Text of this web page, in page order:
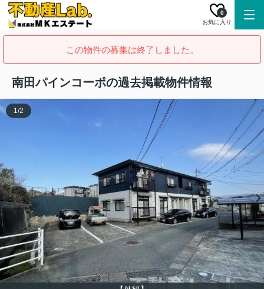
お気に入り
0
この物件の募集は終了しました。
南田パインコーポの過去掲載物件情報
1/2